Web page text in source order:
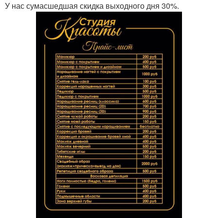
У нас сумасшедшая скидка выходного дня 30%.